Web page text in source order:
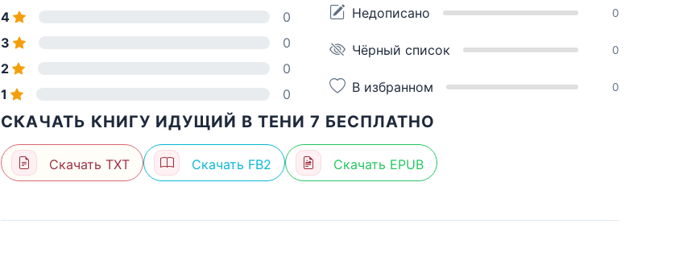
4
0
3
0
2
0
1
0
Недописано 0
Чёрный список 0
В избранном 0
СКАЧАТЬ КНИГУ ИДУЩИЙ В ТЕНИ 7 БЕСПЛАТНО
Скачать TXT Скачать FB2 Скачать EPUB